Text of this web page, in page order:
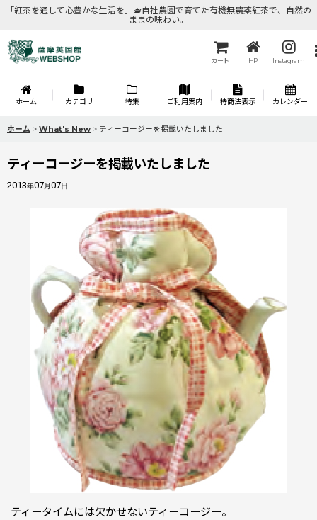
「紅茶を通して心豊かな生活を」🫖自社農園で育てた有機無農薬紅茶で、自然の
ままの味わい。
カート HP Instagram
ホーム カテゴリ 特集 ご利用案内 特商法表示 カレンダー
ホーム > What's New > ティーコージーを掲載いたしました
ティーコージーを掲載いたしました
2013年07月07日
ティータイムには欠かせないティーコージー。